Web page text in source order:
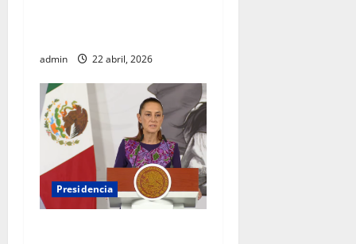
admin 22 abril, 2026
Presidencia